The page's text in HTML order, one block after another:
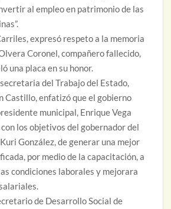
al empleo en patrimonio de las
expresó respeto a la memoria
Coronel, compañero fallecido,
una placa en su honor.
del Trabajo del Estado,
Castillo, enfatizó que el gobierno
municipal, Enrique Vega
los objetivos del gobernador del
González, de generar una mejor
por medio de la capacitación, a
condiciones laborales y mejorara
de Desarrollo Social de